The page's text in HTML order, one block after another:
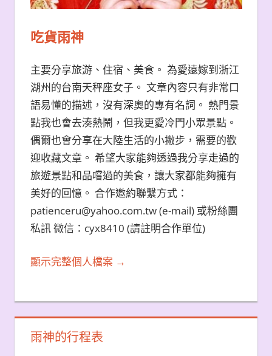
吃貨雨神
主要分享旅游、住宿、美食。 為愛遠嫁到浙江
湖州的台南天秤座女子。 文章內容只有非常口
語易懂的描述，沒有深奧的專有名詞。 熱門景
點我也會去湊熱鬧，但我更愛冷門小眾景點。
偶爾也會分享在大陸生活的小撇步，需要的歡
迎收藏文章。 希望大家能夠透過我分享走過的
旅遊景點和品嚐過的美食，讓大家都能夠擁有
美好的回憶。 合作邀約聯繫方式：
patienceru@yahoo.com.tw (e-mail) 或粉絲團
私訊 微信：cyx8410 (請註明合作單位)
顯示完整個人檔案 →
雨神的行程表